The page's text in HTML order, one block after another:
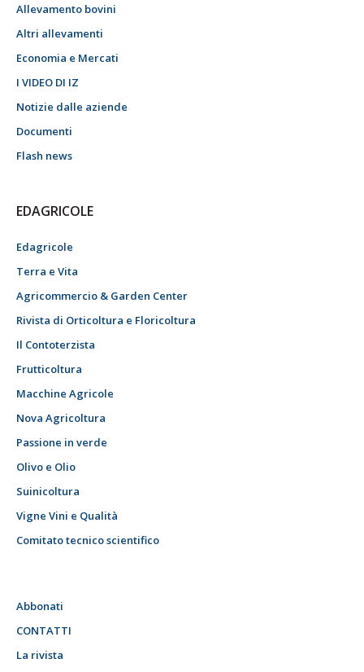
Allevamento bovini
Altri allevamenti
Economia e Mercati
I VIDEO DI IZ
Notizie dalle aziende
Documenti
Flash news
EDAGRICOLE
Edagricole
Terra e Vita
Agricommercio & Garden Center
Rivista di Orticoltura e Floricoltura
Il Contoterzista
Frutticoltura
Macchine Agricole
Nova Agricoltura
Passione in verde
Olivo e Olio
Suinicoltura
Vigne Vini e Qualità
Comitato tecnico scientifico
Abbonati
CONTATTI
La rivista